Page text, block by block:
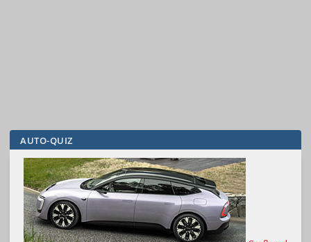
AUTO-QUIZ